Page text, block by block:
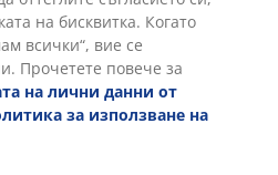
на бисквитка. Когато
всички“, вие се
Прочетете повече за
на лични данни от
за използване на